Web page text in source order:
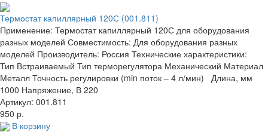
Термостат капиллярный 120С (001.811)
Применение: Термостат капиллярный 120С для оборудования
разных моделей Совместимость: Для оборудования разных
моделей Производитель: Россия Технические характеристики:
Тип Встраиваемый Тип терморегулятора Механический Материал
Металл Точность регулировки (min поток – 4 л/мин) Длина, мм
1000 Напряжение, В 220
Артикул: 001.811
950 р.
В корзину